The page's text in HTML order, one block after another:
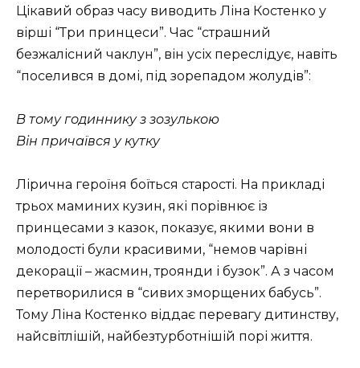
Цікавий образ часу виводить Ліна Костенко у
вірші “Три принцеси”. Час “страшний
безжалісний чаклун”, він усіх переслідує, навіть
“поселився в домі, під зорепадом жолудів”:
В тому годиннику з зозулькою
Він причаївся у кутку
Лірична героїня боїться старості. На прикладі
трьох маминих кузин, які порівнює із
принцесами з казок, показує, якими вони в
молодості були красивими, “немов чарівні
декорації – жасмин, троянди і бузок”. А з часом
перетворилися в “сивих зморщених бабусь”.
Тому Ліна Костенко віддає перевагу дитинству,
найсвітлішій, найбезтурботнішій порі життя.